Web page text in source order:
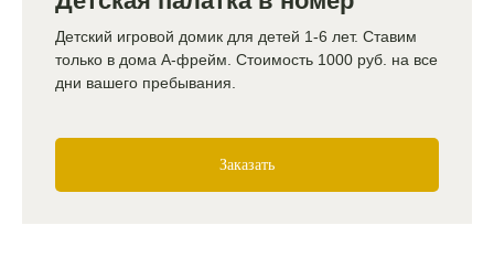
Детский игровой домик для детей 1-6 лет. Ставим
только в дома А-фрейм. Стоимость 1000 руб. на все
дни вашего пребывания.
Заказать